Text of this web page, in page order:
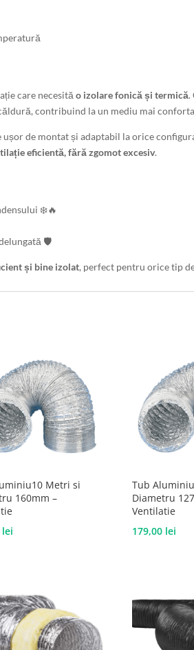
care necesită o izolare fonică și termică.
contribuind la un mediu mai
ușor de montat și adaptabil la orice
eficientă, fără zgomot excesiv.
❄️🔥
🛡️
și bine izolat, perfect pentru orice tip
Metri si
160mm –
lei
Tub
Diametru
Ventilatie
179,00 lei